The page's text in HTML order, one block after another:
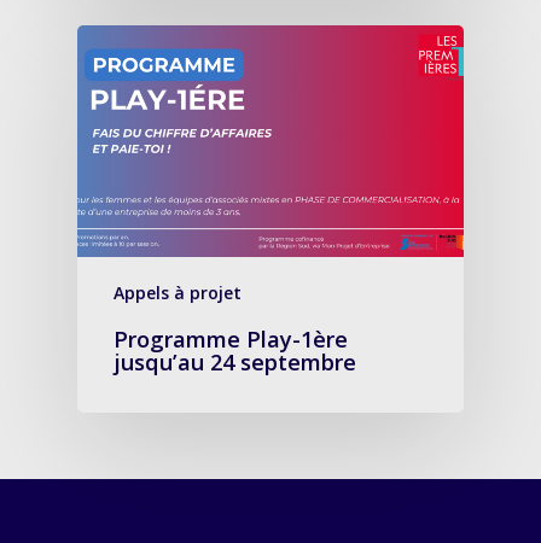
Appels à projet
Programme Play-1ère
jusqu’au 24 septembre